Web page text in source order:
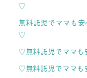
♡
無料託児でママも
♡
♡無料託児でママも
♡無料託児でママも